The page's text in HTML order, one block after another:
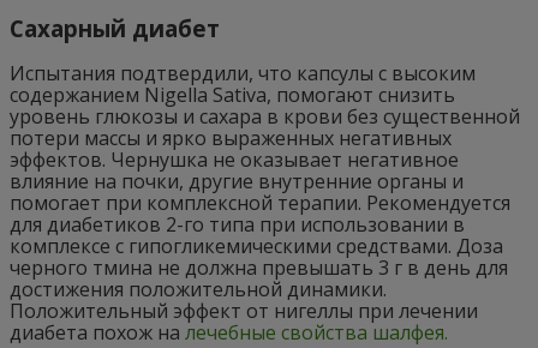
Сахарный диабет
Испытания подтвердили, что капсулы с высоким
содержанием Nigella Sativa, помогают снизить
уровень глюкозы и сахара в крови без существенной
потери массы и ярко выраженных негативных
эффектов. Чернушка не оказывает негативное
влияние на почки, другие внутренние органы и
помогает при комплексной терапии. Рекомендуется
для диабетиков 2-го типа при использовании в
комплексе с гипогликемическими средствами. Доза
черного тмина не должна превышать 3 г в день для
достижения положительной динамики.
Положительный эффект от нигеллы при лечении
диабета похож на лечебные свойства шалфея.